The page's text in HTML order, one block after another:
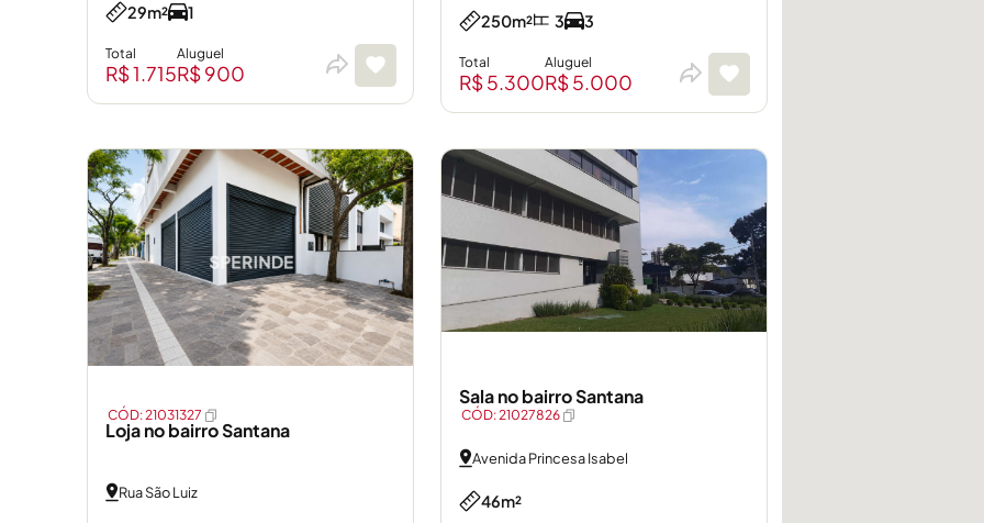
29m² 1
Total
R$ 1.715
Aluguel
R$ 900
250m² 3 3
Total
R$ 5.300
Aluguel
R$ 5.000
Loja no bairro Santana
Rua São Luiz
CÓD: 21031327
Sala no bairro Santana
Avenida Princesa Isabel
46m²
CÓD: 21027826